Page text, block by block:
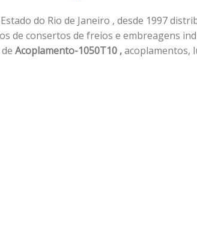
do Rio de Janeiro , desde 1997
de consertos de freios e embreagens
Acoplamento-1050T10 ,acoplamentos,